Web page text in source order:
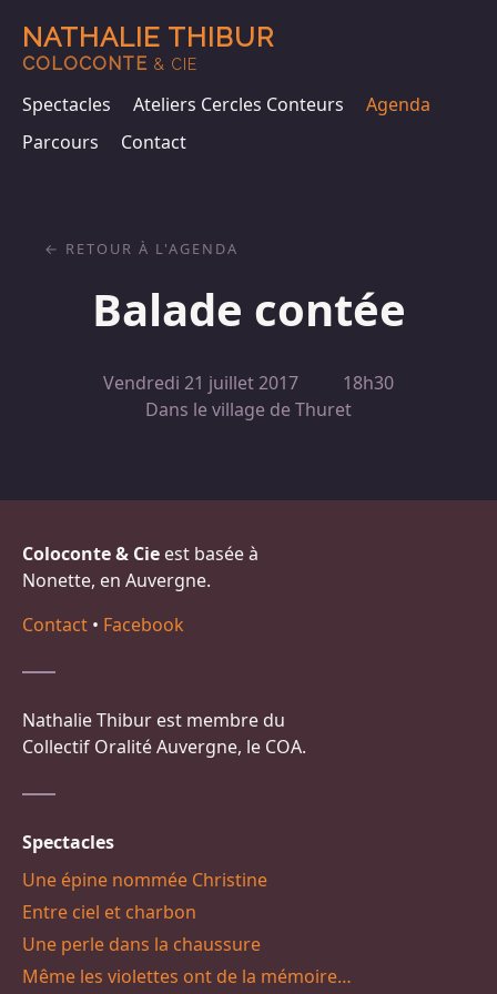
NATHALIE THIBUR
COLOCONTE & CIE
Spectacles Ateliers Cercles Conteurs
Agenda
Parcours
Contact
Balade contée
Vendredi 21 juillet 2017
18h30
Dans le village de Thuret
RETOUR À L'AGENDA
Coloconte & Cie est basée à
Nonette, en Auvergne.
Contact • Facebook
Nathalie Thibur est membre du
Collectif Oralité Auvergne, le COA.
Spectacles
Une épine nommée Christine
Entre ciel et charbon
Une perle dans la chaussure
Même les violettes ont de la mémoire…